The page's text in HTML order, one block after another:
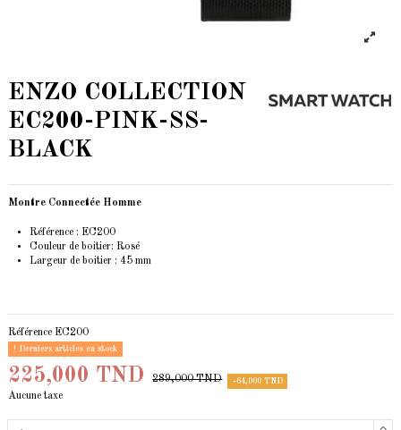
ENZO COLLECTION
EC200-PINK-SS-
BLACK
Montre Connectée Homme
Référence : EC200
Couleur de boitier: Rosé
Largeur de boitier : 45 mm
Référence EC200
Derniers articles en stock
225,000 TND 289,000 TND -64,000 TND
Aucune taxe